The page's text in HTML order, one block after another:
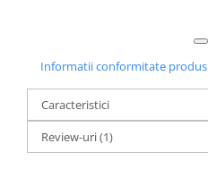
Informatii conformitate produs
Caracteristici
Review-uri(1)